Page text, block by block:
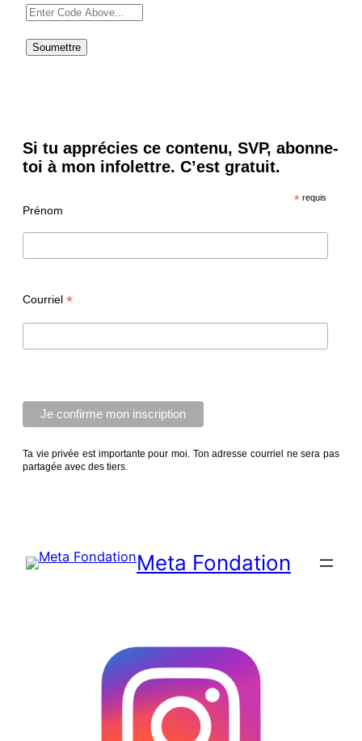
Si tu apprécies ce contenu, SVP, abonne-
toi à mon infolettre. C’est gratuit.
* requis
Prénom
Courriel *
Ta vie privée est importante pour moi. Ton adresse courriel ne sera pas
partagée avec des tiers.
Meta Fondation